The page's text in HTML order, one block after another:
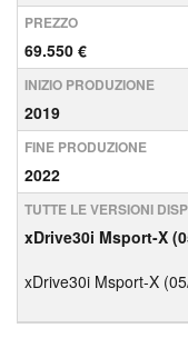
PREZZO
69.550 €
INIZIO PRODUZIONE
2019
FINE PRODUZIONE
2022
TUTTE LE VERSIONI
xDrive30i Msport-X
xDrive30i Msport-X